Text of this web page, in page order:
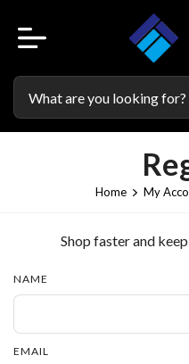
Home My
Shop faster and
NAME
EMAIL